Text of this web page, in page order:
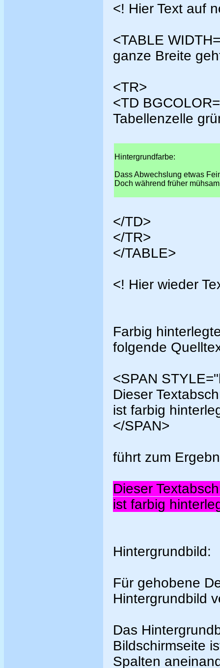
<! Hier Text auf
<TABLE
ganze Breite
<TR>
<TD
Tabellenzelle
Hintergrundfarbe:
Dass Abwechslung etwas
Doch während früher
</TD>
</TR>
</TABLE>
<! Hier wieder
Farbig
folgende
<SPAN
Dieser
ist farbig
</SPAN>
führt zum
Dieser
ist farbig
Hintergrundbild:
Für gehobene
Hintergrundbild
Das
Bildschirmseite
Spalten